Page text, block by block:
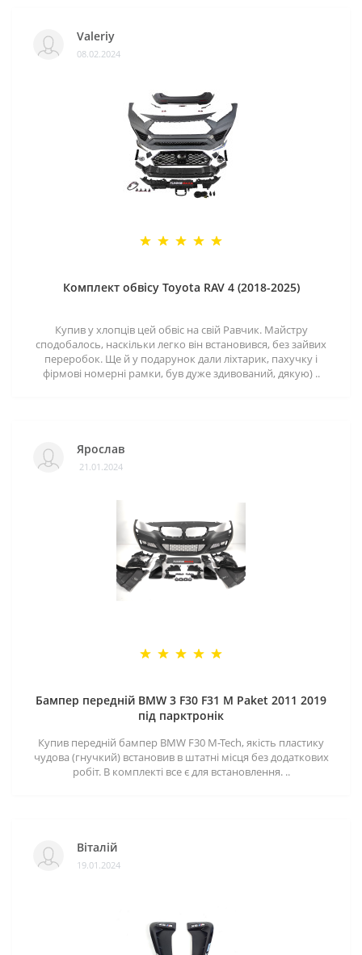
Valeriy
08.02.2024
Комплект обвісу Toyota RAV 4 (2018-2025)
Купив у хлопців цей обвіс на свій Равчик. Майстру
сподобалось, наскільки легко він встановився, без зайвих
переробок. Ще й у подарунок дали ліхтарик, пахучку і
фірмові номерні рамки, був дуже здивований, дякую) ..
Ярослав
21.01.2024
Бампер передній BMW 3 F30 F31 M Paket 2011 2019
під парктронік
Купив передній бампер BMW F30 M-Tech, якість пластику
чудова (гнучкий) встановив в штатні місця без додаткових
робіт. В комплекті все є для встановлення. ..
Віталій
19.01.2024